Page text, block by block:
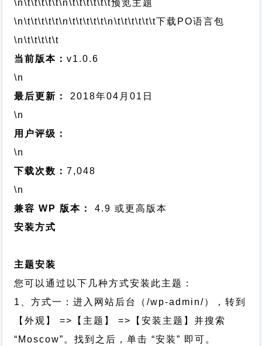
\n\t\t\t\t\t\n\t\t\t\t\t\t预览主题
\n\t\t\t\t\t\n\t\t\t\t\t\n\t\t\t\t\t\t下载PO语言包
\n\t\t\t\t\t
当前版本：v1.0.6
\n
最后更新：
2018年04月01日
\n
用户评级：
\n
下载次数：7,048
\n
兼容 WP 版本：
4.9 或更高版本
安装方式
主题安装
您可以通过以下几种方式安装此主题：
1、方式一：进入网站后台（/wp-admin/），转到
【外观】 =>【主题】 =>【安装主题】并搜索
“Moscow”。找到之后，单击 “安装” 即可。